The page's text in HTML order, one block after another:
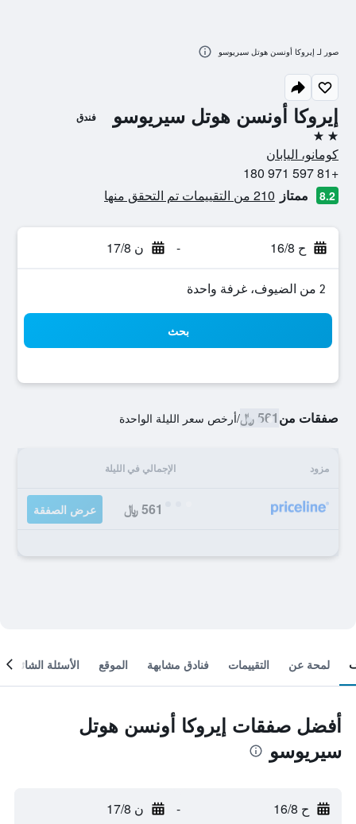
إيروكا أونسن هوتل سيريوسو فندق
2 نجمتين
كومانو، اليابان
+81 597 971 180
8.2 ممتاز 210 من التقييمات تم التحقق منها
ح 16/8 - ن 17/8
2 من الضيوف، غرفة واحدة
بحث
صفقات من561 ﷼ /أرخص سعر الليلة الواحدة
مزود الإجمالي في الليلة
561 ﷼ عرض الصفقة
صور لـ إيروكا أونسن هوتل سيريوسو
لمحة عن التقييمات فنادق مشابهة الموقع الأسئلة الشائعة
أفضل صفقات إيروكا أونسن هوتل
سيريوسو
ح 16/8 - ن 17/8